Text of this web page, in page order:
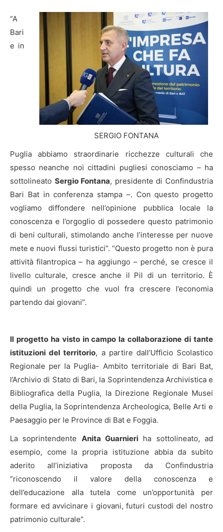
SERGIO FONTANA
“A
Bari
e in
Puglia abbiamo straordinarie ricchezze culturali che
spesso neanche noi cittadini pugliesi conosciamo – ha
sottolineato Sergio Fontana, presidente di Confindustria
Bari Bat in conferenza stampa –. Con questo progetto
vogliamo diffondere nell’opinione pubblica locale la
conoscenza e l’orgoglio di possedere questo patrimonio
di beni culturali, stimolando anche l’interesse per nuove
mete e nuovi flussi turistici”. “Questo progetto non è pura
attività filantropica – ha aggiungo – perché, se cresce il
livello culturale, cresce anche il Pil di un territorio. È
quindi un progetto che vuol fra crescere l’economia
partendo dai giovani”.
Il progetto ha visto in campo la collaborazione di tante
istituzioni del territorio, a partire dall’Ufficio Scolastico
Regionale per la Puglia- Ambito territoriale di Bari Bat,
l’Archivio di Stato di Bari, la Soprintendenza Archivistica e
Bibliografica della Puglia, la Direzione Regionale Musei
della Puglia, la Soprintendenza Archeologica, Belle Arti e
Paesaggio per le Province di Bat e Foggia.
La soprintendente Anita Guarnieri ha sottolineato, ad
esempio, come la propria istituzione abbia da subito
aderito all’iniziativa proposta da Confindustria
“riconoscendo il valore della conoscenza e
dell’educazione alla tutela come un’opportunità per
formare ed avvicinare i giovani, futuri custodi del nostro
patrimonio culturale”.